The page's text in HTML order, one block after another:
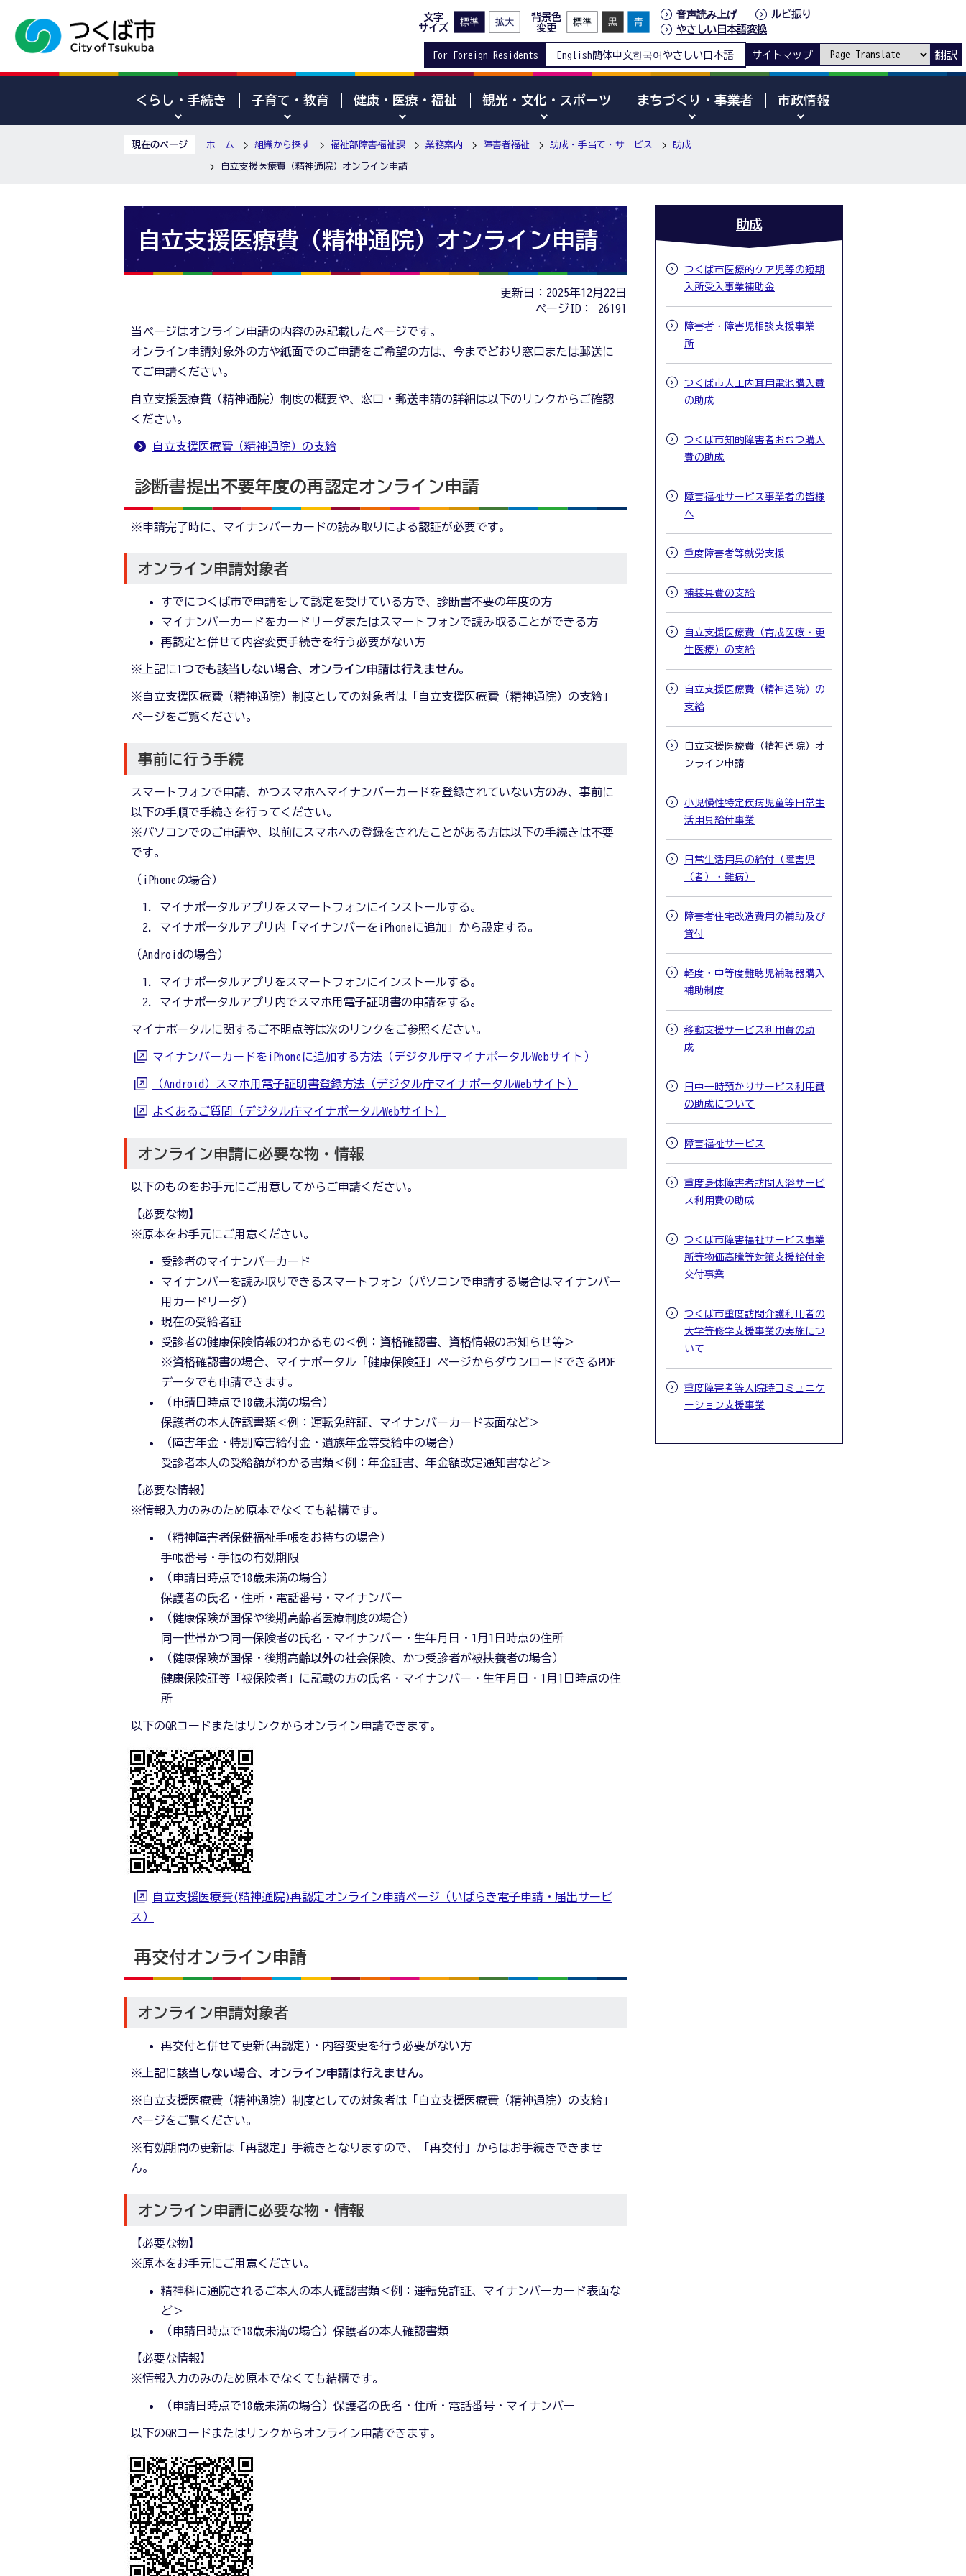
文字
サイズ
背景色
変更
音声読み上げ
ルビ振り
やさしい日本語変換
For Foreign Residents English簡体中文한국어 やさしい日本語 サイトマップ 翻訳
くらし・手続き 子育て・教育 健康・医療・福祉 観光・文化・スポーツ まちづくり・事業者 市政情報
現在のページ ホーム 組織から探す 福祉部障害福祉課 業務案内 障害者福祉 助成・手当て・サービス 助成
自立支援医療費（精神通院）オンライン申請
自立支援医療費（精神通院）オンライン申請
更新日：2025年12月22日
ページID：
26191
当ページはオンライン申請の内容のみ記載したページです。
オンライン申請対象外の方や紙面でのご申請をご希望の方は、今までどおり窓口または郵送に
てご申請ください。
自立支援医療費（精神通院）制度の概要や、窓口・郵送申請の詳細は以下のリンクからご確認
ください。
自立支援医療費（精神通院）の支給
診断書提出不要年度の再認定オンライン申請
※申請完了時に、マイナンバーカードの読み取りによる認証が必要です。
オンライン申請対象者
すでにつくば市で申請をして認定を受けている方で、診断書不要の年度の方
マイナンバーカードをカードリーダまたはスマートフォンで読み取ることができる方
再認定と併せて内容変更手続きを行う必要がない方
※上記に1つでも該当しない場合、オンライン申請は行えません。
※自立支援医療費（精神通院）制度としての対象者は「自立支援医療費（精神通院）の支給」
ページをご覧ください。
事前に行う手続
スマートフォンで申請、かつスマホへマイナンバーカードを登録されていない方のみ、事前に
以下の手順で手続きを行ってください。
※パソコンでのご申請や、以前にスマホへの登録をされたことがある方は以下の手続きは不要
です。
（iPhoneの場合）
マイナポータルアプリをスマートフォンにインストールする。
マイナポータルアプリ内「マイナンバーをiPhoneに追加」から設定する。
（Androidの場合）
マイナポータルアプリをスマートフォンにインストールする。
マイナポータルアプリ内でスマホ用電子証明書の申請をする。
マイナポータルに関するご不明点等は次のリンクをご参照ください。
マイナンバーカードをiPhoneに追加する方法（デジタル庁マイナポータルWebサイト）
（Android）スマホ用電子証明書登録方法（デジタル庁マイナポータルWebサイト）
よくあるご質問（デジタル庁マイナポータルWebサイト）
オンライン申請に必要な物・情報
以下のものをお手元にご用意してからご申請ください。
【必要な物】
※原本をお手元にご用意ください。
受診者のマイナンバーカード
マイナンバーを読み取りできるスマートフォン（パソコンで申請する場合はマイナンバー
用カードリーダ）
現在の受給者証
受診者の健康保険情報のわかるもの＜例：資格確認書、資格情報のお知らせ等＞
※資格確認書の場合、マイナポータル「健康保険証」ページからダウンロードできるPDF
データでも申請できます。
（申請日時点で18歳未満の場合）
保護者の本人確認書類＜例：運転免許証、マイナンバーカード表面など＞
（障害年金・特別障害給付金・遺族年金等受給中の場合）
受診者本人の受給額がわかる書類＜例：年金証書、年金額改定通知書など＞
【必要な情報】
※情報入力のみのため原本でなくても結構です。
（精神障害者保健福祉手帳をお持ちの場合）
手帳番号・手帳の有効期限
（申請日時点で18歳未満の場合）
保護者の氏名・住所・電話番号・マイナンバー
（健康保険が国保や後期高齢者医療制度の場合）
同一世帯かつ同一保険者の氏名・マイナンバー・生年月日・1月1日時点の住所
（健康保険が国保・後期高齢以外の社会保険、かつ受診者が被扶養者の場合）
健康保険証等「被保険者」に記載の方の氏名・マイナンバー・生年月日・1月1日時点の住
所
以下のQRコードまたはリンクからオンライン申請できます。
自立支援医療費(精神通院)再認定オンライン申請ページ（いばらき電子申請・届出サービ
ス）
再交付オンライン申請
オンライン申請対象者
再交付と併せて更新(再認定)・内容変更を行う必要がない方
※上記に該当しない場合、オンライン申請は行えません。
※自立支援医療費（精神通院）制度としての対象者は「自立支援医療費（精神通院）の支給」
ページをご覧ください。
※有効期間の更新は「再認定」手続きとなりますので、「再交付」からはお手続きできませ
ん。
オンライン申請に必要な物・情報
【必要な物】
※原本をお手元にご用意ください。
精神科に通院されるご本人の本人確認書類＜例：運転免許証、マイナンバーカード表面な
ど＞
（申請日時点で18歳未満の場合）保護者の本人確認書類
【必要な情報】
※情報入力のみのため原本でなくても結構です。
（申請日時点で18歳未満の場合）保護者の氏名・住所・電話番号・マイナンバー
以下のQRコードまたはリンクからオンライン申請できます。
助成
つくば市医療的ケア児等の短期
入所受入事業補助金
障害者・障害児相談支援事業
所
つくば市人工内耳用電池購入費
の助成
つくば市知的障害者おむつ購入
費の助成
障害福祉サービス事業者の皆様
へ
重度障害者等就労支援
補装具費の支給
自立支援医療費（育成医療・更
生医療）の支給
自立支援医療費（精神通院）の
支給
自立支援医療費（精神通院）オ
ンライン申請
小児慢性特定疾病児童等日常生
活用具給付事業
日常生活用具の給付（障害児
（者）・難病）
障害者住宅改造費用の補助及び
貸付
軽度・中等度難聴児補聴器購入
補助制度
移動支援サービス利用費の助
成
日中一時預かりサービス利用費
の助成について
障害福祉サービス
重度身体障害者訪問入浴サービ
ス利用費の助成
つくば市障害福祉サービス事業
所等物価高騰等対策支援給付金
交付事業
つくば市重度訪問介護利用者の
大学等修学支援事業の実施につ
いて
重度障害者等入院時コミュニケ
ーション支援事業